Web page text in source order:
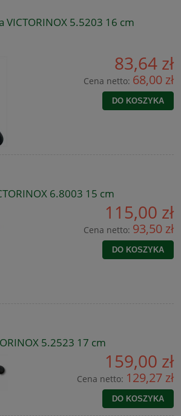
VICTORINOX 5.5203 16 cm
83,64 zł
Cena netto: 68,00 zł
DO KOSZYKA
6.8003 15 cm
115,00 zł
Cena netto: 93,50 zł
DO KOSZYKA
5.2523 17 cm
159,00 zł
Cena netto: 129,27 zł
DO KOSZYKA